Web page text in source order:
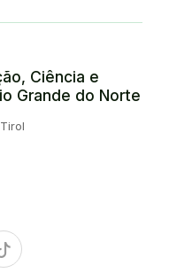
Ciência e
Grande do Norte
TikTok